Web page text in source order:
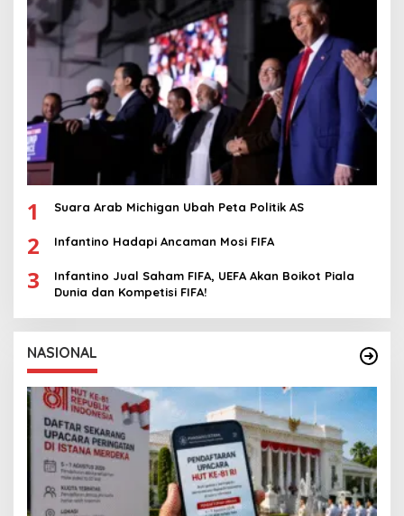
1 Suara Arab Michigan Ubah Peta Politik AS
2 Infantino Hadapi Ancaman Mosi FIFA
3
Infantino Jual Saham FIFA, UEFA Akan Boikot Piala
Dunia dan Kompetisi FIFA!
NASIONAL